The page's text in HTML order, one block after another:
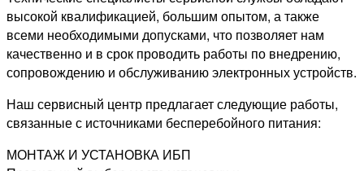
высокой квалификацией, большим опытом, а также
всеми необходимыми допусками, что позволяет нам
качественно и в срок проводить работы по внедрению,
сопровождению и обслуживанию электронных устройств.
Наш сервисный центр предлагает следующие работы,
связанные с источниками бесперебойного питания:
МОНТАЖ И УСТАНОВКА ИБП